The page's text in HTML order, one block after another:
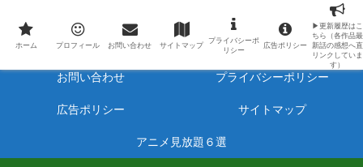
最新アニメのあらすじと感想をネタバレ有りで毎日更新しています。
ホーム プロフィール
お問い合わせ プライバシーポリシー
広告ポリシー サイトマップ
アニメ見放題６選
ホーム プロフィール お問い合わせ サイトマップ
プライバシーポ
リシー
広告ポリシー
▶更新履歴はこ
ちら（各作品最
新話の感想へ直
リンクしていま
す）